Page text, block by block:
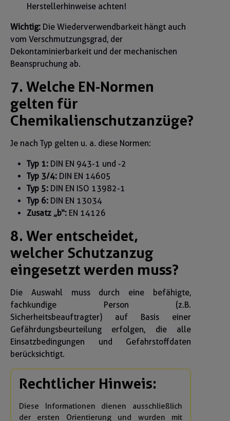
Herstellerhinweise achten!
Wichtig: Die Wiederverwendbarkeit hängt auch
vom Verschmutzungsgrad, der
Dekontaminierbarkeit und der mechanischen
Beanspruchung ab.
7. Welche EN-Normen
gelten für
Chemikalienschutzanzüge?
Je nach Typ gelten u. a. diese Normen:
Typ 1: DIN EN 943-1 und -2
Typ 3/4: DIN EN 14605
Typ 5: DIN EN ISO 13982-1
Typ 6: DIN EN 13034
Zusatz „b“: EN 14126
8. Wer entscheidet,
welcher Schutzanzug
eingesetzt werden muss?
Die Auswahl muss durch eine befähigte,
fachkundige Person (z.B.
Sicherheitsbeauftragter) auf Basis einer
Gefährdungsbeurteilung erfolgen, die alle
Einsatzbedingungen und Gefahrstoffdaten
berücksichtigt.
Rechtlicher Hinweis:
Diese Informationen dienen ausschließlich
der ersten Orientierung und wurden mit